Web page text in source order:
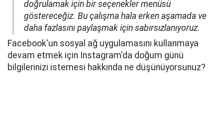
doğrulamak için bir seçenekler menüsü
göstereceğiz. Bu çalışma hala erken aşamada ve
daha fazlasını paylaşmak için sabırsızlanıyoruz.
Facebook'un sosyal ağ uygulamasını kullanmaya
devam etmek için Instagram'da doğum günü
bilgilerinizi istemesi hakkında ne düşünüyorsunuz?